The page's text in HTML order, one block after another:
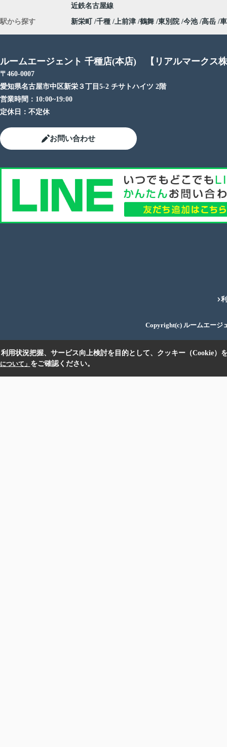
近鉄名古屋線
駅から探す 新栄町 千種 上前津 鶴舞 東別院 今池 高岳
ルームエージェント 千種店(本店) 【リアルマークス
〒460-0007
愛知県名古屋市中区新栄３丁目5-2 チサトハイツ 2階
営業時間： 10:00~19:00
定休日： 不定休
お問い合わせ
Copyright(c) ルームエージ
用状況把握、サービス向上検討を目的として、クッキー（Cookie）
ついて」 をご確認ください。